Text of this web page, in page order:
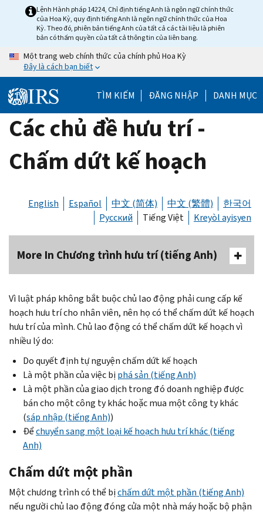
Lệnh Hành pháp 14224, Chỉ định tiếng Anh là ngôn ngữ chính thức
của Hoa Kỳ, quy định tiếng Anh là ngôn ngữ chính thức của Hoa
Kỳ. Theo đó, phiên bản tiếng Anh của tất cả các tài liệu là phiên
bản có thẩm quyền của tất cả thông tin của liên bang.
Một trang web chính thức của chính phủ Hoa Kỳ
Đây là cách bạn biết
TÌM KIẾM ĐĂNG NHẬP DANH MỤC
Các chủ đề hưu trí -
Chấm dứt kế hoạch
English Español 中文 (简体) 中文 (繁體)
한국어
Русский
Tiếng Việt Kreyòl ayisyen
More In Chương trình hưu trí (tiếng Anh)
Vì luật pháp không bắt buộc chủ lao động phải cung cấp kế
hoạch hưu trí cho nhân viên, nên họ có thể chấm dứt kế hoạch
hưu trí của mình. Chủ lao động có thể chấm dứt kế hoạch vì
nhiều lý do:
Do quyết định tự nguyện chấm dứt kế hoạch
Là một phần của việc bị phá sản (tiếng Anh)
Là một phần của giao dịch trong đó doanh nghiệp được
bán cho một công ty khác hoặc mua một công ty khác
(sáp nhập (tiếng Anh))
Đểchuyển sang một loại kế hoạch hưu trí khác (tiếng
Anh)
Chấm dứt một phần
Một chương trình có thể bịchấm dứt một phần (tiếng Anh)
nếu người chủ lao động đóng cửa một nhà máy hoặc bộ phận